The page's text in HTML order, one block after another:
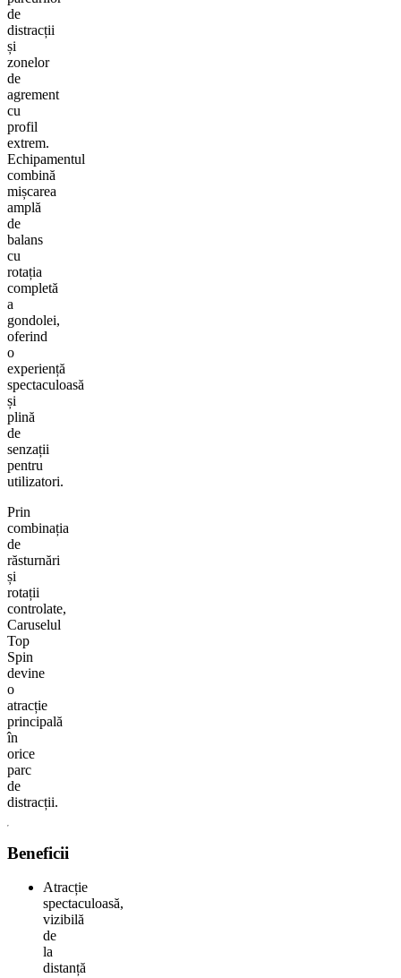
de
distracții
și
zonelor
de
agrement
cu
profil
extrem.
Echipamentul
combină
mișcarea
amplă
de
balans
cu
rotația
completă
a
gondolei,
oferind
o
experiență
spectaculoasă
și
plină
de
senzații
pentru
utilizatori.
Prin
combinația
de
răsturnări
și
rotații
controlate,
Caruselul
Top
Spin
devine
o
atracție
principală
în
orice
parc
de
distracții.
Beneficii
Atracție
spectaculoasă,
vizibilă
de
la
distanță